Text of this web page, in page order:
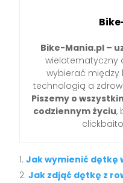
Bike-Mania.pl –
wielotematyczny
wybierać między
technologią a
Piszemy o
codziennym życiu,
Jak wymienić dętkę
Jak zdjąć dętkę z